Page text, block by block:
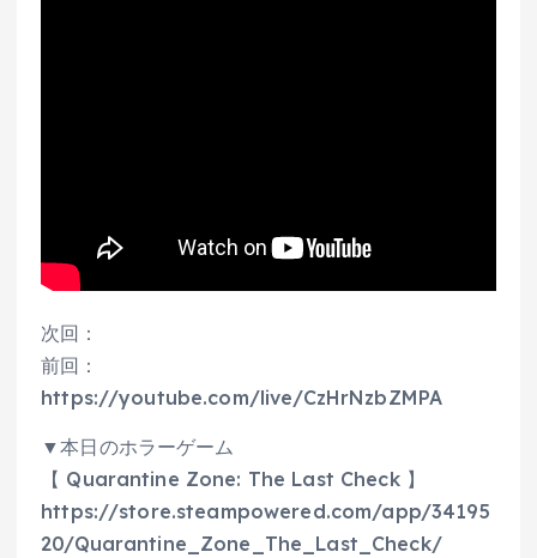
次回：
前回：
https://youtube.com/live/CzHrNzbZMPA
▼本日のホラーゲーム
【 Quarantine Zone: The Last Check 】
https://store.steampowered.com/app/34195
20/Quarantine_Zone_The_Last_Check/